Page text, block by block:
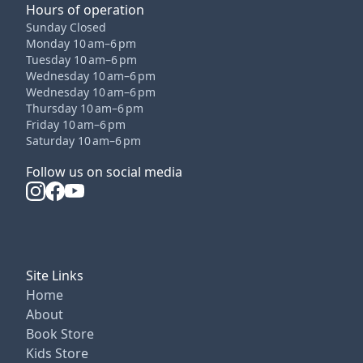
Hours of operation
Sunday Closed
Monday 10 am–6 pm
Tuesday 10 am–6 pm
Wednesday 10 am–6 pm
Wednesday 10 am–6 pm
Thursday 10 am–6 pm
Friday 10 am–6 pm
Saturday 10 am–6 pm
Follow us on social media
Site Links
Home
About
Book Store
Kids Store